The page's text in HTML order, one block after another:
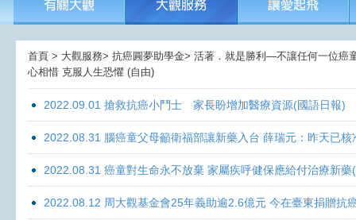
首頁 > 大觀服務> 抗癌圓夢助學金> 活著．就是勝利—不讓任何一位癌
心相惜 克服人生恐懼 (自由)
2022.09.01 搶救抗癌小鬥士 家長盼增加醫療資源(國語日報)
2022.08.31 腦癌童父母籲衛福部讓新藥入台 薛瑞元：昨天已
2022.08.31 癌童對生命永不放棄 家屬疾呼健保應給付治療新藥
2022.08.12 周大觀基金會25年義助逾2.6億元 今在臺東捐贈抗